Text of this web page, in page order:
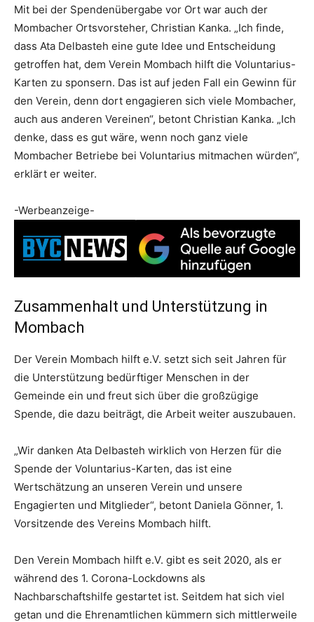
Mit bei der Spendenübergabe vor Ort war auch der
Mombacher Ortsvorsteher, Christian Kanka. „Ich finde,
dass Ata Delbasteh eine gute Idee und Entscheidung
getroffen hat, dem Verein Mombach hilft die Voluntarius-
Karten zu sponsern. Das ist auf jeden Fall ein Gewinn für
den Verein, denn dort engagieren sich viele Mombacher,
auch aus anderen Vereinen“, betont Christian Kanka. „Ich
denke, dass es gut wäre, wenn noch ganz viele
Mombacher Betriebe bei Voluntarius mitmachen würden“,
erklärt er weiter.
-Werbeanzeige-
Zusammenhalt und Unterstützung in
Mombach
Der Verein Mombach hilft e.V. setzt sich seit Jahren für
die Unterstützung bedürftiger Menschen in der
Gemeinde ein und freut sich über die großzügige
Spende, die dazu beiträgt, die Arbeit weiter auszubauen.
„Wir danken Ata Delbasteh wirklich von Herzen für die
Spende der Voluntarius-Karten, das ist eine
Wertschätzung an unseren Verein und unsere
Engagierten und Mitglieder“, betont Daniela Gönner, 1.
Vorsitzende des Vereins Mombach hilft.
Den Verein Mombach hilft e.V. gibt es seit 2020, als er
während des 1. Corona-Lockdowns als
Nachbarschaftshilfe gestartet ist. Seitdem hat sich viel
getan und die Ehrenamtlichen kümmern sich mittlerweile